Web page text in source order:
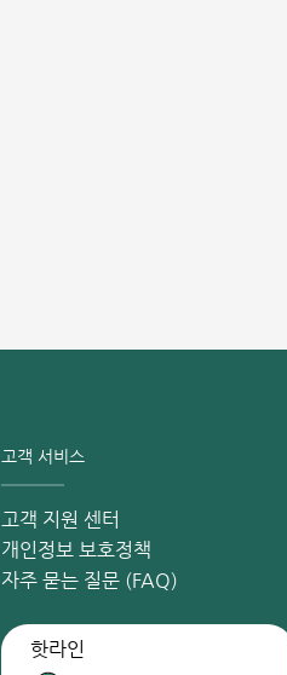
고객 서비스
고객 지원 센터
개인정보 보호정책
자주 묻는 질문 (FAQ)
핫라인